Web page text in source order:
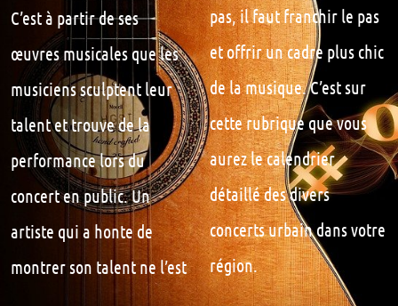
C’est à partir de ses
œuvres musicales que les
musiciens sculptent leur
talent et trouve de la
performance lors du
concert en public. Un
artiste qui a honte de
montrer son talent ne l’est
pas, il faut franchir le pas
et offrir un cadre plus chic
de la musique. C’est sur
cette rubrique que vous
aurez le calendrier
détaillé des divers
concerts urbain dans votre
région.